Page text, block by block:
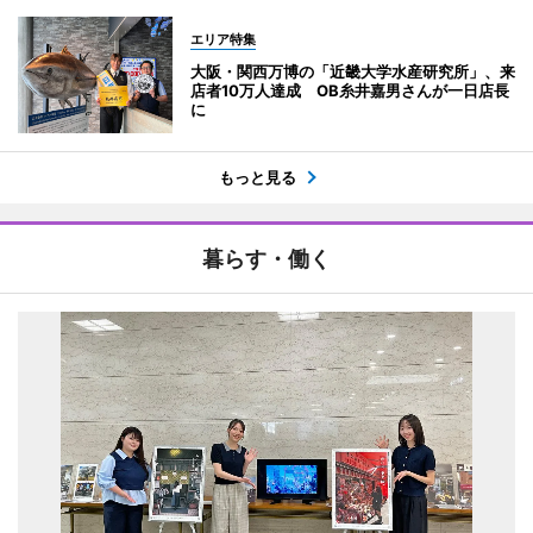
エリア特集
大阪・関西万博の「近畿大学水産研究所」、来
店者10万人達成 OB糸井嘉男さんが一日店長
に
もっと見る
暮らす・働く